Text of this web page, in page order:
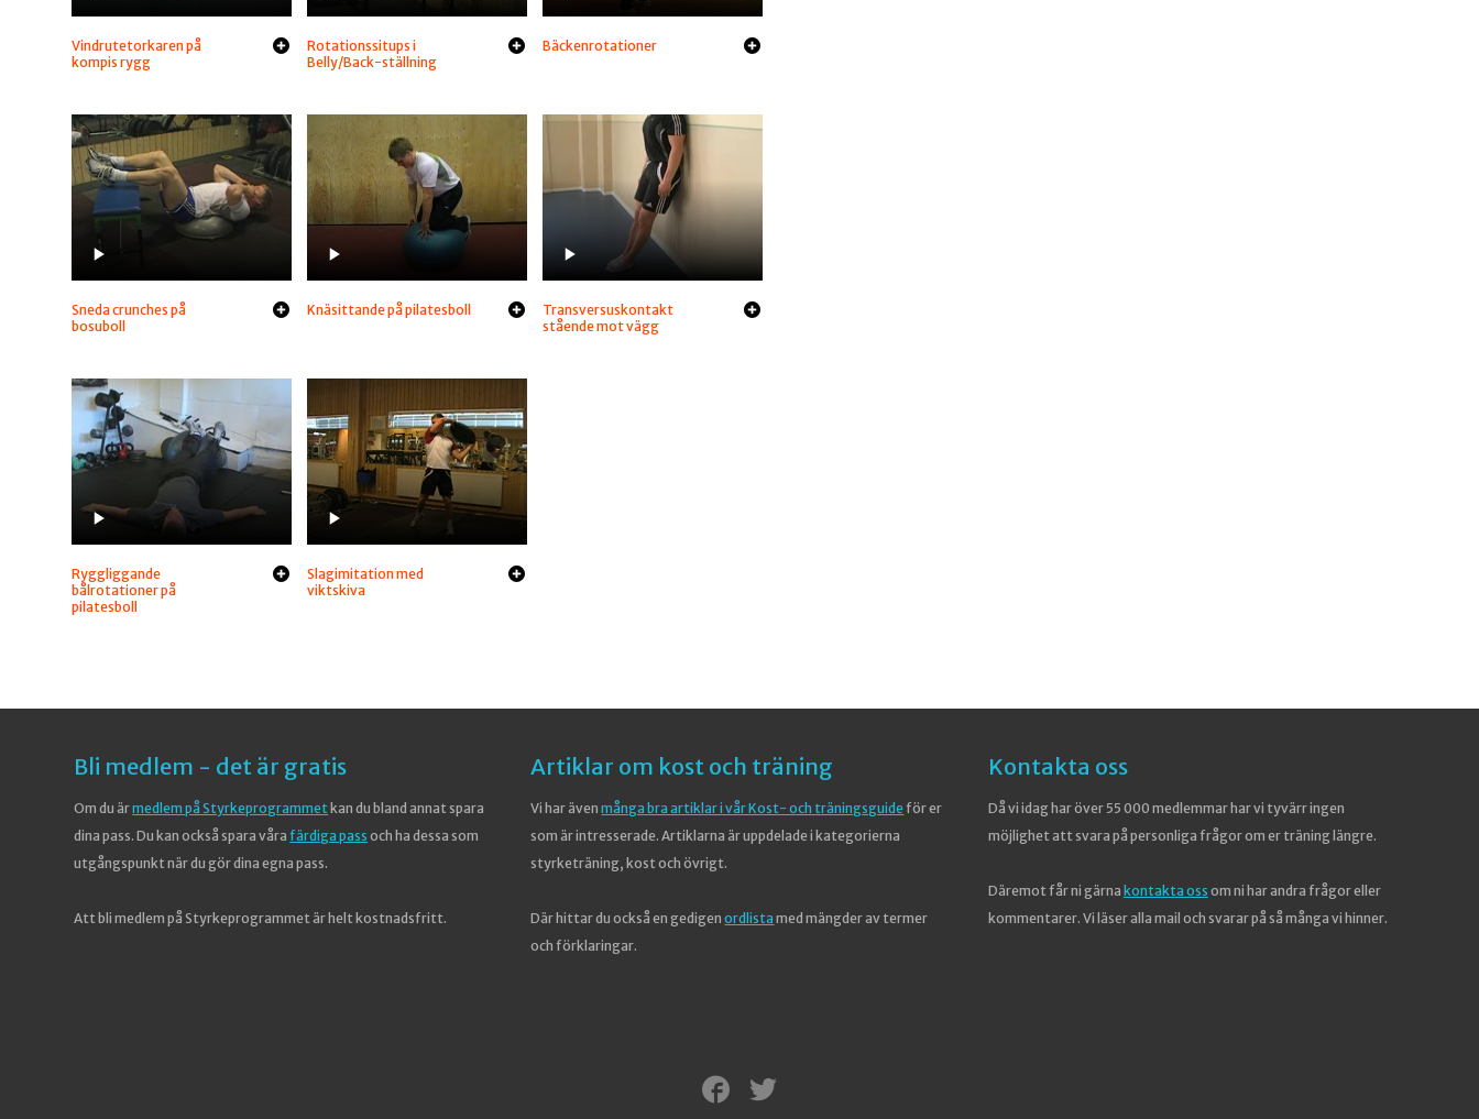
Vindrutetorkaren på
kompis rygg
Rotationssitups i
Belly/Back-ställning
Bäckenrotationer
Sneda crunches på
bosuboll
Knäsittande på pilatesboll
Transversuskontakt
stående mot vägg
Ryggliggande
bålrotationer på
pilatesboll
Slagimitation med
viktskiva
Bli medlem - det är gratis
Om du ärmedlem på Styrkeprogrammetkan du bland annat spara
dina pass. Du kan också spara vårafärdiga pass och ha dessa som
utgångspunkt när du gör dina egna pass.
Att bli medlem på Styrkeprogrammet är helt kostnadsfritt.
Artiklar om kost och träning
Vi har ävenmånga bra artiklar i vår Kost- och träningsguideför er
som är intresserade. Artiklarna är uppdelade i kategorierna
styrketräning, kost och övrigt.
Där hittar du också en gedigenordlista med mängder av termer
och förklaringar.
Kontakta oss
Då vi idag har över 55 000 medlemmar har vi tyvärr ingen
möjlighet att svara på personliga frågor om er träning längre.
Däremot får ni gärna kontakta oss om ni har andra frågor eller
kommentarer. Vi läser alla mail och svarar på så många vi hinner.